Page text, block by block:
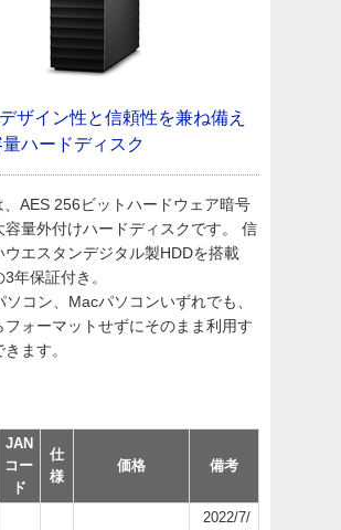
ザイン性と信頼性を兼ね備え
量ハードディスク
、AES 256ビットハードウェア暗号
容量外付けハードディスクです。 信
ウエスタンデジタル製HDDを搭載
年保証付き。
ソコン、Macパソコンいずれでも、
フォーマットせずにそのまま利用す
ます。
JAN
コー
ド
仕
様
価格 備考
2022/7/